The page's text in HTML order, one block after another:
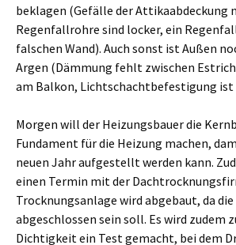
beklagen (Gefälle der Attikaabdeckung
Regenfallrohre sind locker, ein
falschen Wand). Auch sonst ist Außen
Argen (Dämmung fehlt zwischen
am Balkon, Lichtschachtbefestigung
Morgen will der Heizungsbauer die
Fundament für die Heizung machen,
neuen Jahr aufgestellt werden kann.
einen Termin mit der
Trocknungsanlage wird abgebaut, da
abgeschlossen sein soll. Es wird zudem
Dichtigkeit ein Test gemacht, bei dem